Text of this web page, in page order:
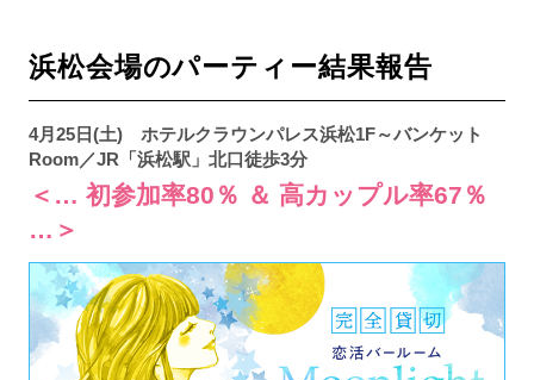
浜松会場のパーティー結果報告
4月25日(土) ホテルクラウンパレス浜松1F～バンケット
Room／JR「浜松駅」北口徒歩3分
＜… 初参加率80％ ＆ 高カップル率67％
…＞